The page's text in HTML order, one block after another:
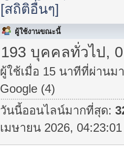
[สถิติอื่นๆ]
ผู้ใช้งานขณะนี้
193 บุคคลทั่วไป,
ผู้ใช้เมื่อ 15 นาทีที่ผ่านม
Google (4)
วันนี้ออนไลน์มากที่สุด:
เมษายน 2026,